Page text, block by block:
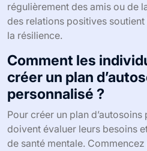
régulièrement des amis ou de
des relations positives
la résilience.
Comment les
créer un plan
personnalisé ?
Pour créer un plan
doivent évaluer leurs besoins
de santé mentale.